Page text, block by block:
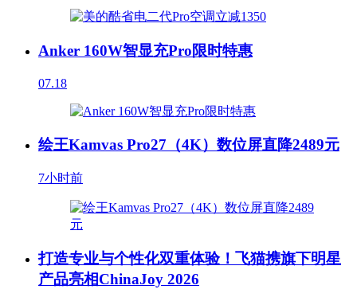
Anker 160W智显充Pro限时特惠
07.18
绘王Kamvas Pro27（4K）数位屏直降2489元
7小时前
打造专业与个性化双重体验！飞猫携旗下明星
产品亮相ChinaJoy 2026